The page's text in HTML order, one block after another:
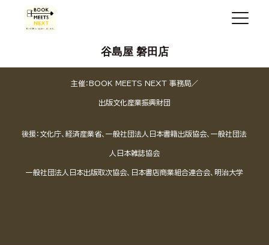
谷島屋 磐田店
主催：BOOK MEETS NEXT 事務局／
出版文化産業振興財団
後援：文化庁、経済産業省、一般社団法人日本書籍出版協会、一般社団法
人日本雑誌協会
一般社団法人日本出版取次協会、日本書店商業組合連合会、明治大学